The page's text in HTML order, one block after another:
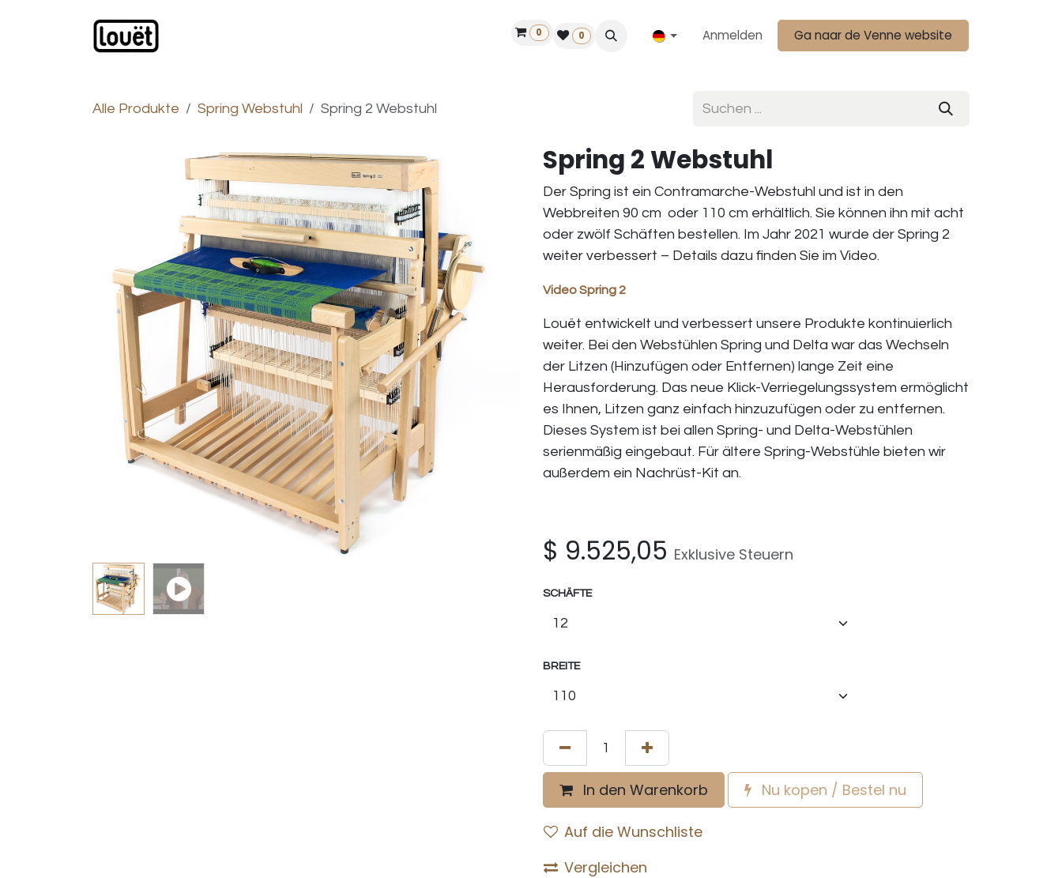
Finde einen Händler
0 0 Anmelden Ga naar de Venne website
Alle Produkte Spring Webstuhl Spring 2 Webstuhl
Spring 2 Webstuhl
Der Spring ist ein Contramarche-Webstuhl und ist in den
Webbreiten 90 cm oder 110 cm erhältlich. Sie können ihn mit acht
oder zwölf Schäften bestellen. Im Jahr 2021 wurde der Spring 2
weiter verbessert – Details dazu finden Sie im Video.
Video Spring 2
Louët entwickelt und verbessert unsere Produkte kontinuierlich
weiter. Bei den Webstühlen Spring und Delta war das Wechseln
der Litzen (Hinzufügen oder Entfernen) lange Zeit eine
Herausforderung. Das neue Klick-Verriegelungssystem ermöglicht
es Ihnen, Litzen ganz einfach hinzuzufügen oder zu entfernen.
Dieses System ist bei allen Spring- und Delta-Webstühlen
serienmäßig eingebaut. Für ältere Spring-Webstühle bieten wir
außerdem ein Nachrüst-Kit an.
$ 9.525,05 Exklusive Steuern
SCHÄFTE
BREITE
In den Warenkorb Nu kopen / Bestel nu
Auf die Wunschliste
Vergleichen